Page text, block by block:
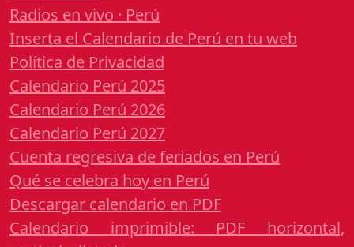
Radios en vivo · Perú
Inserta el Calendario de Perú en tu web
Política de Privacidad
Calendario Perú 2025
Calendario Perú 2026
Calendario Perú 2027
Cuenta regresiva de feriados en Perú
Qué se celebra hoy en Perú
Descargar calendario en PDF
Calendario imprimible: PDF horizontal,